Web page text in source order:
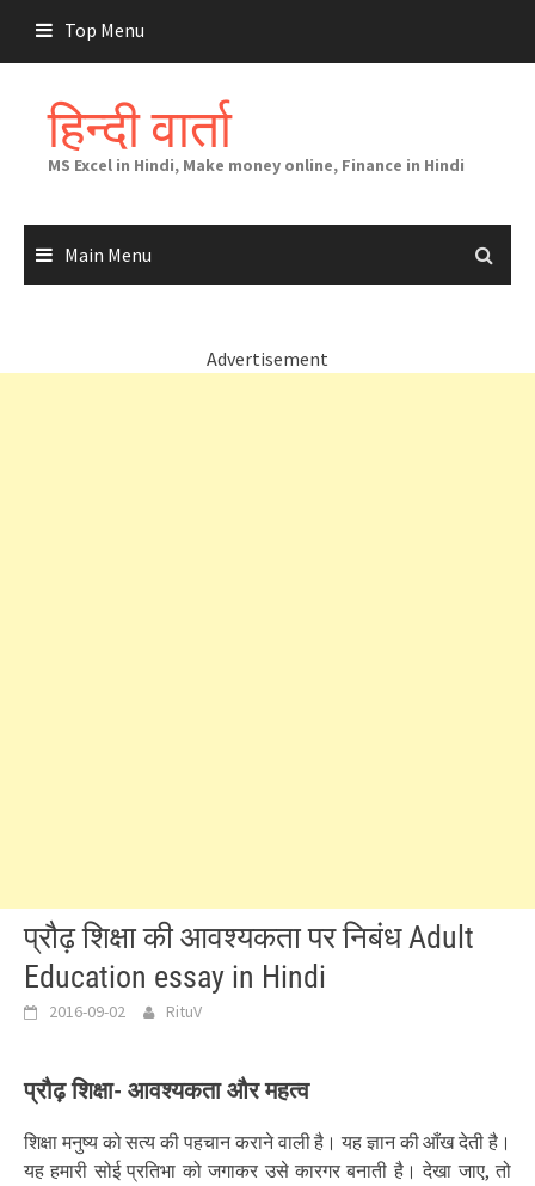
content
Top Menu
हिन्दी वार्ता
MS Excel in Hindi, Make money online, Finance in Hindi
Main Menu
Advertisement
प्रौढ़ शिक्षा की आवश्यकता पर निबंध Adult
Education essay in Hindi
2016-09-02 RituV
प्रौढ़ शिक्षा- आवश्यकता और महत्व
शिक्षा मनुष्य को सत्य की पहचान कराने वाली है। यह ज्ञान की आँख देती है।
यह हमारी सोई प्रतिभा को जगाकर उसे कारगर बनाती है। देखा जाए, तो